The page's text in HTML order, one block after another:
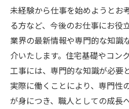
未経験から仕事を始めようとお
る方など、今後のお仕事にお役
業界の最新情報や専門的な知識
介いたします。住宅基礎やコン
工事には、専門的な知識が必要
実際に働くことにより、専門性
が身につき、職人としての成長